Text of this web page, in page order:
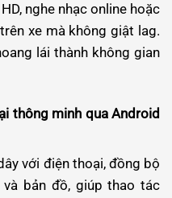
nghe nhạc online hoặc
xe mà không giật lag.
lái thành không gian
thông minh qua Android
với điện thoại, đồng bộ
bản đồ, giúp thao tác